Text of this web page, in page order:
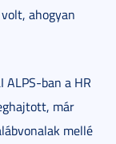
ahogyan
ALPS-ban a HR
már
mellé